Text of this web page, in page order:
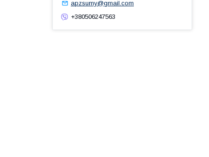
apzsumy@gmail.com
+380506247563